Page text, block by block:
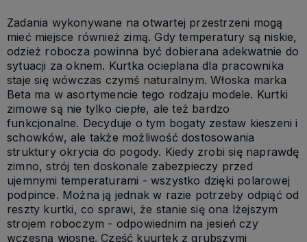
Zadania wykonywane na otwartej przestrzeni mogą
mieć miejsce również zimą. Gdy temperatury są niskie,
odzież robocza powinna być dobierana adekwatnie do
sytuacji za oknem. Kurtka ocieplana dla pracownika
staje się wówczas czymś naturalnym. Włoska marka
Beta ma w asortymencie tego rodzaju modele. Kurtki
zimowe są nie tylko ciepłe, ale też bardzo
funkcjonalne. Decyduje o tym bogaty zestaw kieszeni i
schowków, ale także możliwość dostosowania
struktury okrycia do pogody. Kiedy zrobi się naprawdę
zimno, strój ten doskonale zabezpieczy przed
ujemnymi temperaturami - wszystko dzięki polarowej
podpince. Można ją jednak w razie potrzeby odpiąć od
reszty kurtki, co sprawi, że stanie się ona lżejszym
strojem roboczym - odpowiednim na jesień czy
wczesną wiosnę. Część kuurtek z grubszymi